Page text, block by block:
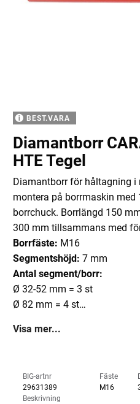
BEST.VARA
Diamantborr
HTE Tegel
Diamantborr för håltagning i
montera på borrmaskin med
borrchuck. Borrlängd 150
300 mm tillsammans med
Borrfäste: M16
Segmentshöjd: 7 mm
Antal segment/borr:
Ø 32-52 mm = 3 st
Ø 82 mm = 4 st
Ø 132 mm = 6 st
Visa mer...
BIG-artnr
29631389
Fäste
M16
Beskrivning